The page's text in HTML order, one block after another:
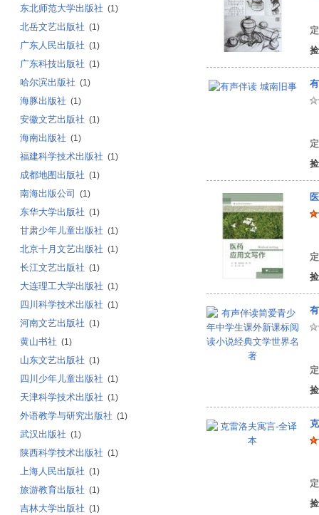
东北师范大学出版社 (1)
北岳文艺出版社 (1)
广东人民出版社 (1)
广东科技出版社 (1)
哈尔滨出版社 (1)
海豚出版社 (1)
安徽文艺出版社 (1)
海南出版社 (1)
福建科学技术出版社 (1)
成都地图出版社 (1)
南海出版公司 (1)
东华大学出版社 (1)
甘肃少年儿童出版社 (1)
北京十月文艺出版社 (1)
长江文艺出版社 (1)
大连理工大学出版社 (1)
四川科学技术出版社 (1)
河南文艺出版社 (1)
黄山书社 (1)
山东文艺出版社 (1)
四川少年儿童出版社 (1)
天津科学技术出版社 (1)
外语教学与研究出版社 (1)
武汉出版社 (1)
陕西科学技术出版社 (1)
上海人民出版社 (1)
旅游教育出版社 (1)
吉林大学出版社 (1)